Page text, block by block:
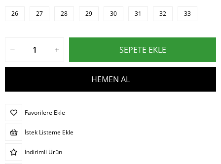
26 27 28 29 30 31 32 33
Favorilere Ekle
İstek Listeme Ekle
İndirimli Ürün